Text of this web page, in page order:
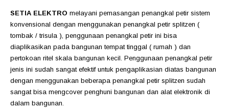
SETIA ELEKTRO melayani pemasangan penangkal petir sistem
konvensional dengan menggunakan penangkal petir splitzen (
tombak / trisula ), penggunaan penangkal petir ini bisa
diaplikasikan pada bangunan tempat tinggal ( rumah ) dan
pertokoan ritel skala bangunan kecil. Penggunaan penangkal petir
jenis ini sudah sangat efektif untuk pengaplikasian diatas bangunan
dengan menggunakan beberapa penangkal petir splitzen sudah
sangat bisa mengcover penghuni bangunan dan alat elektronik di
dalam bangunan.